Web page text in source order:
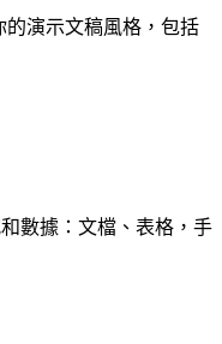
的演示文稿風格，包括
數據：文檔、表格，手